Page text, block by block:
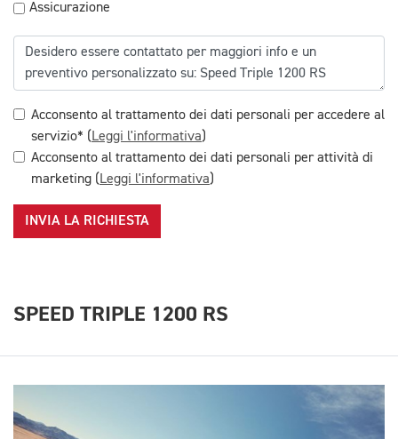
Assicurazione
Acconsento al trattamento dei dati personali per accedere al
servizio* (Leggi l'informativa)
Acconsento al trattamento dei dati personali per attività di
marketing (Leggi l'informativa)
INVIA LA RICHIESTA
SPEED TRIPLE 1200 RS